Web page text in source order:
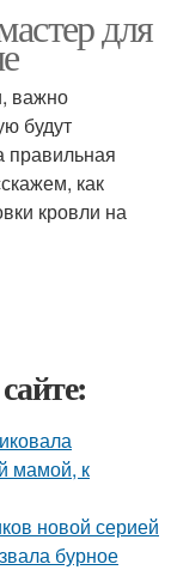
для
важно
будут
правильная
как
кровли на
мамой, к
новой серией
бурное